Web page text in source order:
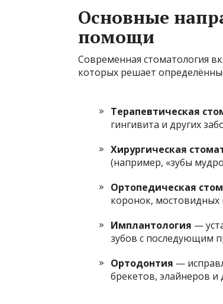
Основные
помощи
Современная стоматология
которых решает
Терапевтическая
гингивита и других
Хирургическая
(например, «зубы
Ортопедическая
коронок, мостовидных
Имплантология —
зубов с последующим
Ортодонтия —
брекетов, элайнеров и